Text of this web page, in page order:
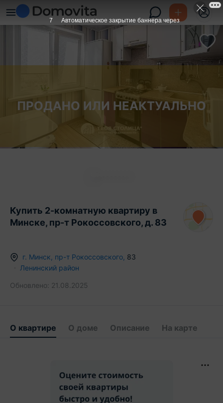
ПРОДАНО ИЛИ НЕАКТУАЛЬНО
Купить 2-комнатную квартиру в
Минске, пр-т Рокоссовского, д. 83
г. Минск пр-т Рокоссовского 83
Ленинский район
Обновлено: 21.08.2025
О квартире О доме Описание На карте
6 Автоматическое закрытие баннера через